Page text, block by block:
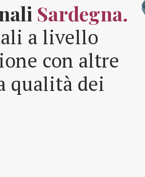
Sardegna.
a livello
con altre
qualità dei